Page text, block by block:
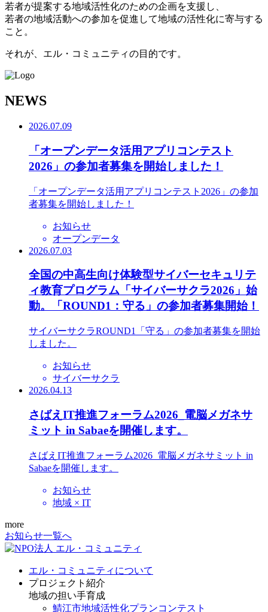
若者が提案する地域活性化のための企画を支援し、
若者の地域活動への参加を促進して地域の活性化に寄与する
こと。
それが、エル・コミュニティの目的です。
NEWS
2026.07.09
「オープンデータ活用アプリコンテスト
2026」の参加者募集を開始しました！
「オープンデータ活用アプリコンテスト2026」の参加
者募集を開始しました！
お知らせ
オープンデータ
2026.07.03
全国の中高生向け体験型サイバーセキュリテ
ィ教育プログラム「サイバーサクラ2026」始
動。「ROUND1：守る」の参加者募集開始！
サイバーサクラROUND1「守る」の参加者募集を開始
しました。
お知らせ
サイバーサクラ
2026.04.13
さばえIT推進フォーラム2026_電脳メガネサ
ミット in Sabaeを開催します。
さばえIT推進フォーラム2026_電脳メガネサミット in
Sabaeを開催します。
お知らせ
地域 × IT
more
お知らせ一覧へ
エル・コミュニティについて
プロジェクト紹介
地域の担い手育成
鯖江市地域活性化プランコンテスト